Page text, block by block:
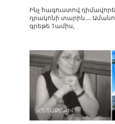
Ինչ հագուստով
դրակոնի տարին․․․
գրեթե 1ամիս,
ՀԵՏԱՔՐՔԻՐ